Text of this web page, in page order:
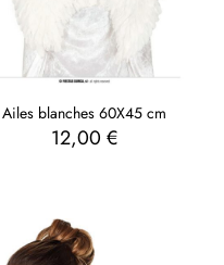
Ailes blanches 60X45 cm
12,00 €